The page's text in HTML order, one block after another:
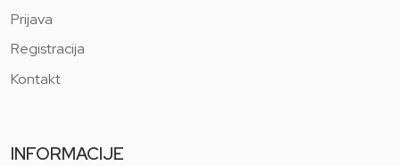
Prijava
Registracija
Kontakt
INFORMACIJE